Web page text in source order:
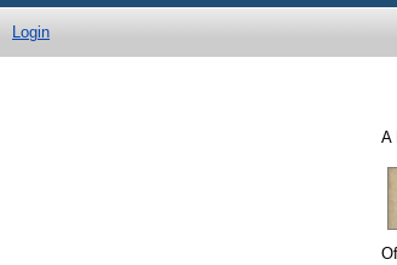
Login
A